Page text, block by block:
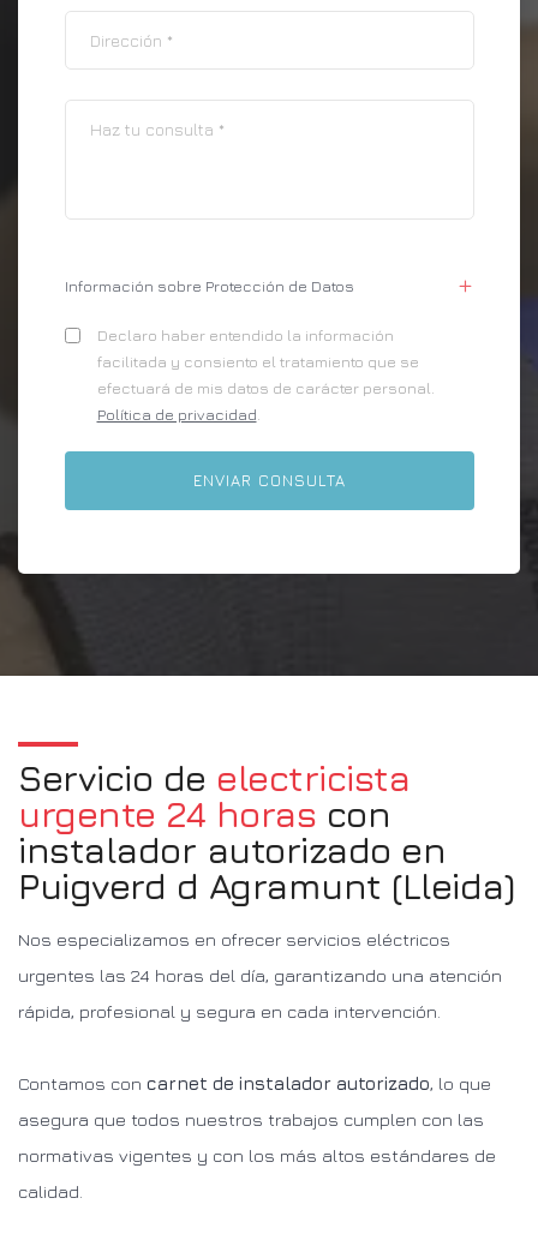
Información sobre Protección de Datos
Declaro haber entendido la información
facilitada y consiento el tratamiento que se
efectuará de mis datos de carácter personal.
Política de privacidad
Servicio de electricista
urgente 24 horas con
instalador autorizado en
Puigverd d Agramunt (Lleida)
Nos especializamos en ofrecer servicios eléctricos
urgentes las 24 horas del día, garantizando una atención
rápida, profesional y segura en cada intervención.
Contamos con carnet de instalador autorizado, lo que
asegura que todos nuestros trabajos cumplen con las
normativas vigentes y con los más altos estándares de
calidad.